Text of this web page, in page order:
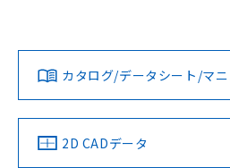
ダウンロードデータをご利用いた
みください。
ソフトウェアの使用条件
対応済み
中国 RoHS 注意事項・凡例
カタログ/データシート/マ
2D CADデータ